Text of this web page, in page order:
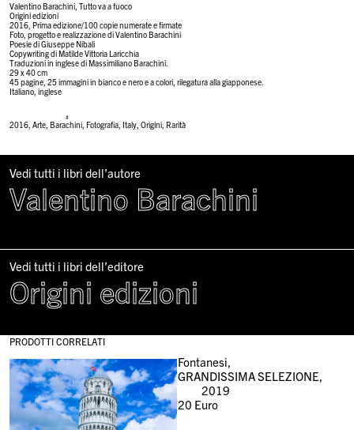
Valentino Barachini, Tutto va a fuoco
Origini edizioni
2016, Prima edizione/100 copie numerate e firmate
Foto, progetto e realizzazione di Valentino Barachini
Poesie di Giuseppe Nibali
Copywriting di Matilde Vittoria Laricchia
Traduzioni in inglese di Massimiliano Barachini.
29 x 40 cm
45 pagine, 25 immagini in bianco e nero e a colori, rilegatura alla giapponese.
Italiano, inglese
#
2016,Arte, Barachini, Fotografia, Italy,Origini, Rarità
Vedi tutti i libri dell’autore
Valentino Barachini
Vedi tutti i libri dell’editore
Origini edizioni
PRODOTTI CORRELATI
Fontanesi,
GRANDISSIMA SELEZIONE,
2019
20 Euro